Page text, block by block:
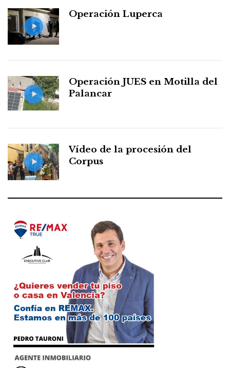
Operación Luperca
Operación JUES en Motilla del
Palancar
Vídeo de la procesión del
Corpus